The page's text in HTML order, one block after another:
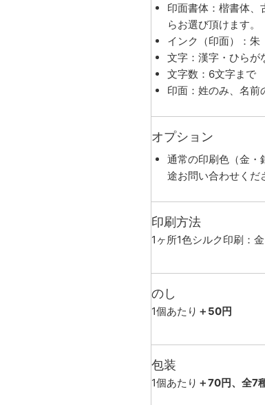
印面書体：楷書体、
らお選び頂けます。
インク（印面）：朱
文字：漢字・ひらが
文字数：6文字まで
印面：姓のみ、名前
オプション
通常の印刷色（金・
途お問い合わせくだ
印刷方法
1ヶ所1色シルク印刷：
のし
1個あたり ＋50円
包装
1個あたり ＋70円、全7